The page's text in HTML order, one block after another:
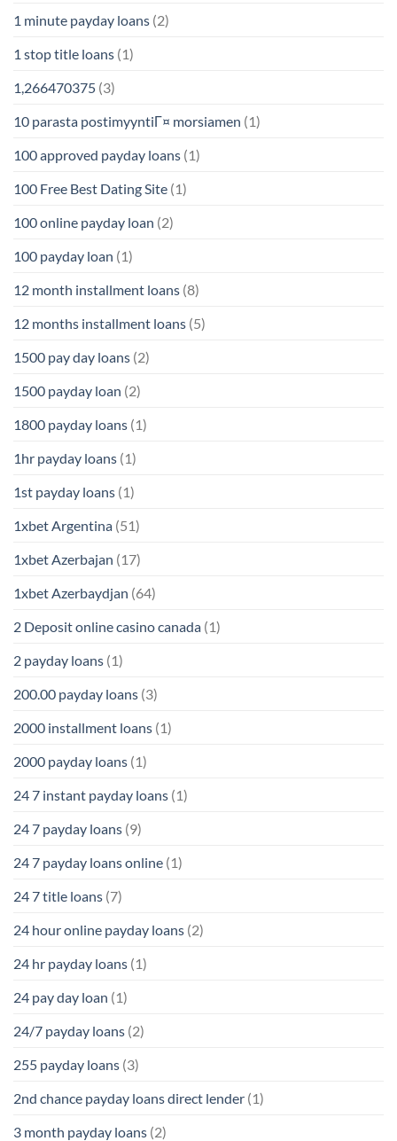
1 minute payday loans (2)
1 stop title loans (1)
1,266470375 (3)
10 parasta postimyyntiГ¤ morsiamen (1)
100 approved payday loans (1)
100 Free Best Dating Site (1)
100 online payday loan (2)
100 payday loan (1)
12 month installment loans (8)
12 months installment loans (5)
1500 pay day loans (2)
1500 payday loan (2)
1800 payday loans (1)
1hr payday loans (1)
1st payday loans (1)
1xbet Argentina (51)
1xbet Azerbajan (17)
1xbet Azerbaydjan (64)
2 Deposit online casino canada (1)
2 payday loans (1)
200.00 payday loans (3)
2000 installment loans (1)
2000 payday loans (1)
24 7 instant payday loans (1)
24 7 payday loans (9)
24 7 payday loans online (1)
24 7 title loans (7)
24 hour online payday loans (2)
24 hr payday loans (1)
24 pay day loan (1)
24/7 payday loans (2)
255 payday loans (3)
2nd chance payday loans direct lender (1)
3 month payday loans (2)